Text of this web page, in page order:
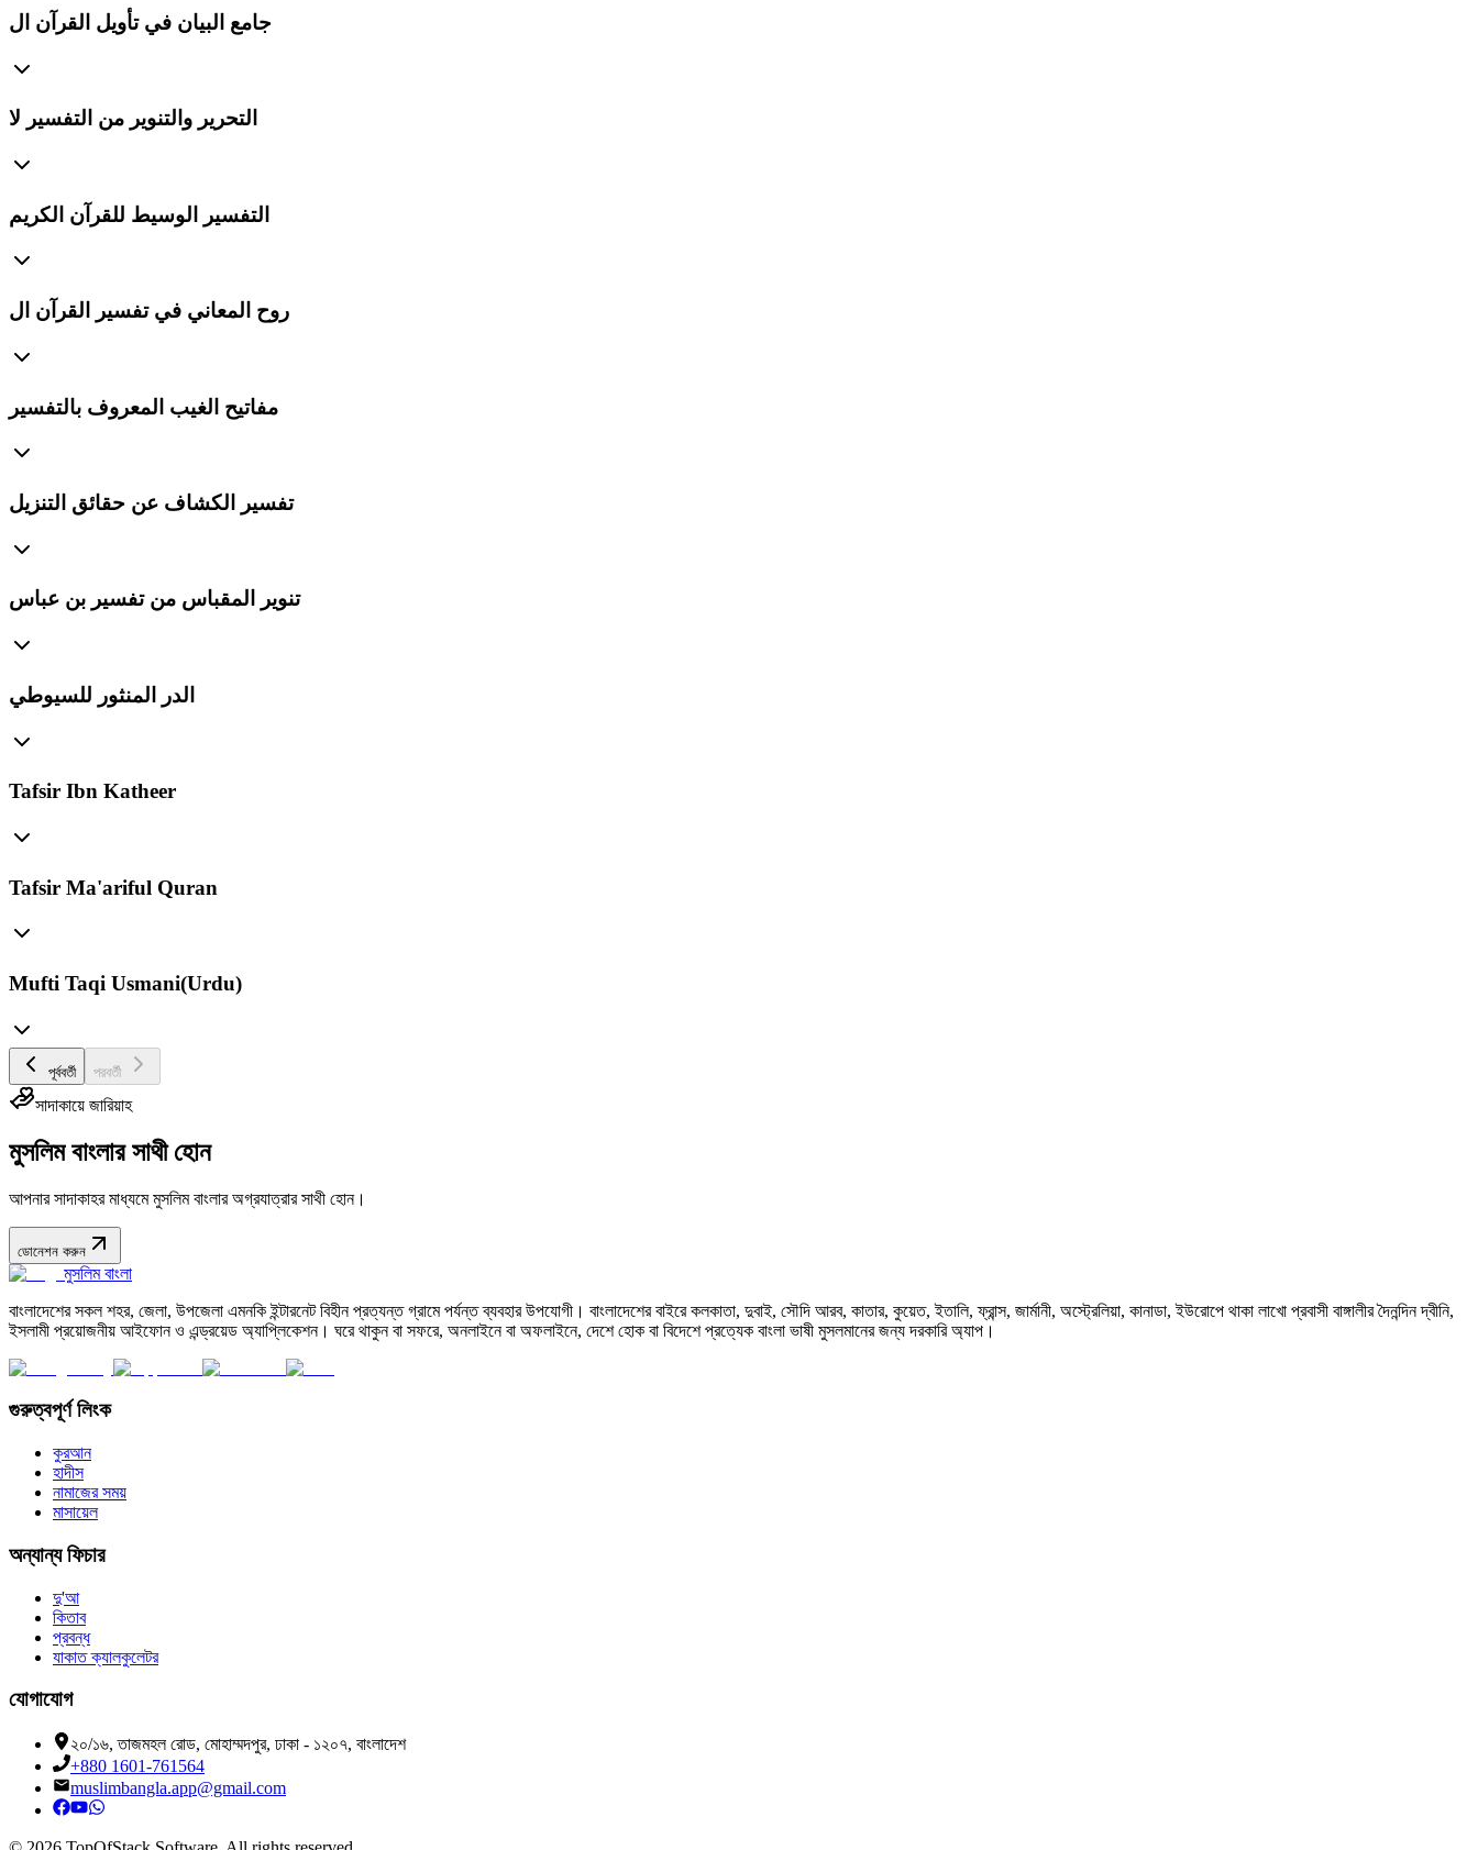
جامع البيان في تأويل القرآن ال
التحرير والتنوير من التفسير لا
التفسير الوسيط للقرآن الكريم
روح المعاني في تفسير القرآن ال
مفاتيح الغيب المعروف بالتفسير
تفسير الكشاف عن حقائق التنزيل
تنوير المقباس من تفسير بن عباس
الدر المنثور للسيوطي
Tafsir Ibn Katheer
Tafsir Ma'ariful Quran
Mufti Taqi Usmani(Urdu)
পূর্ববর্তী পরবর্তী
সাদাকায়ে জারিয়াহ
মুসলিম বাংলার সাথী হোন
আপনার সাদাকাহর মাধ্যমে মুসলিম বাংলার অগ্রযাত্রার সাথী হোন।
ডোনেশন করুন
মুসলিম বাংলা
বাংলাদেশের সকল শহর, জেলা, উপজেলা এমনকি ইন্টারনেট বিহীন প্রত্যন্ত গ্রামে পর্যন্ত ব্যবহার উপযোগী। বাংলাদেশের বাইরে কলকাতা, দুবাই, সৌদি আরব, কাতার, কুয়েত, ইতালি, ফ্রান্স, জার্মানী, অস্ট্রেলিয়া, কানাডা, ইউরোপে থাকা লাখো প্রবাসী বাঙ্গালীর দৈনন্দিন দ্বীনি,
ইসলামী প্রয়োজনীয় আইফোন ও এন্ড্রয়েড অ্যাপ্লিকেশন। ঘরে থাকুন বা সফরে, অনলাইনে বা অফলাইনে, দেশে হোক বা বিদেশে প্রত্যেক বাংলা ভাষী মুসলমানের জন্য দরকারি অ্যাপ।
গুরুত্বপূর্ণ লিংক
কুরআন
হাদীস
নামাজের সময়
মাসায়েল
অন্যান্য ফিচার
দু'আ
কিতাব
প্রবন্ধ
যাকাত ক্যালকুলেটর
যোগাযোগ
২০/১৬, তাজমহল রোড, মোহাম্মদপুর, ঢাকা - ১২০৭, বাংলাদেশ
+880 1601-761564
muslimbangla.app@gmail.com